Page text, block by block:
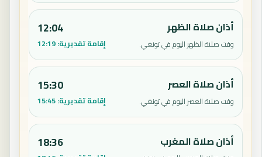
أذان صلاة الظهر
وقت صلاة الظهر اليوم في تونغي.
12:04
إقامة تقديرية:12:19
أذان صلاة العصر
وقت صلاة العصر اليوم في تونغي.
15:30
إقامة تقديرية:15:45
أذان صلاة المغرب 18:36